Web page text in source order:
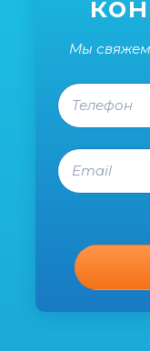
Мы
Телефон
Email